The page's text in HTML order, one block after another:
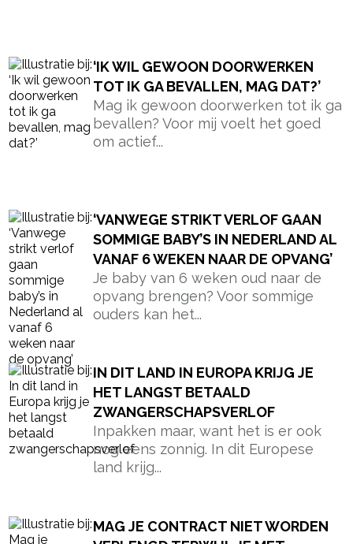
‘IK WIL GEWOON DOORWERKEN
TOT IK GA BEVALLEN, MAG DAT?’
Mag ik gewoon doorwerken tot ik ga
bevallen? Voor mij voelt het goed
om actief...
‘VANWEGE STRIKT VERLOF GAAN
SOMMIGE BABY’S IN NEDERLAND AL
VANAF 6 WEKEN NAAR DE OPVANG’
Je baby van 6 weken oud naar de
opvang brengen? Voor sommige
ouders kan het...
IN DIT LAND IN EUROPA KRIJG JE
HET LANGST BETAALD
ZWANGERSCHAPSVERLOF
Inpakken maar, want het is er ook
nog eens zonnig. In dit Europese
land krijg...
MAG JE CONTRACT NIET WORDEN